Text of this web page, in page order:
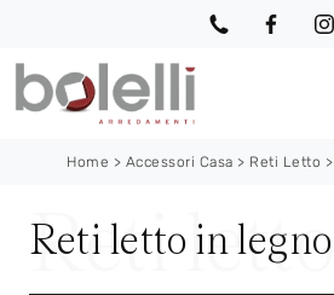
Home > Accessori Casa > Reti Letto >
Reti letto in legno